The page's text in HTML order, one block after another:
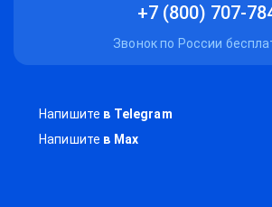
+7 (800) 707-
Звонок по России
Напишите в Telegram
Напишите в Max